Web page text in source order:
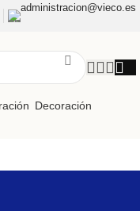
administracion@vieco.es
Decoración